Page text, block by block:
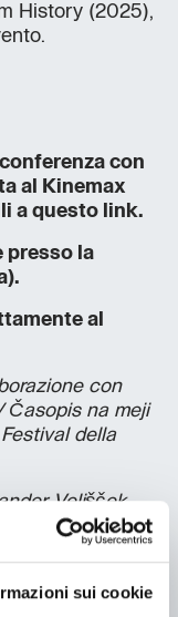
sui cookie
History (2025),
con
al Kinemax
a questo link.
presso la
al
con
Časopis na meji
della
Velišček